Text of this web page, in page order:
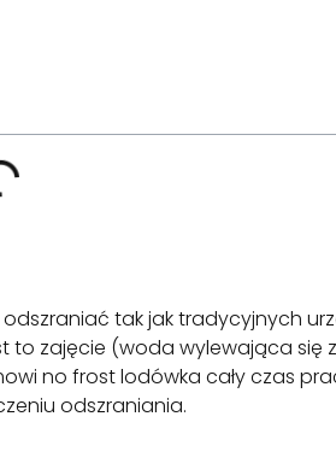
tak jak tradycyjnych
to zajęcie (woda wylewająca się
no frost lodówka cały czas
odszraniania.